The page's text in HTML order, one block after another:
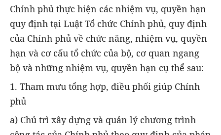
Chính phủ thực hiện các nhiệm vụ, quyền hạn
quy định tại Luật Tổ chức Chính phủ, quy định
của Chính phủ về chức năng, nhiệm vụ, quyền
hạn và cơ cấu tổ chức của bộ, cơ quan ngang
bộ và những nhiệm vụ, quyền hạn cụ thể sau:
1. Tham mưu tổng hợp, điều phối giúp Chính
phủ
a) Chủ trì xây dựng và quản lý chương trình